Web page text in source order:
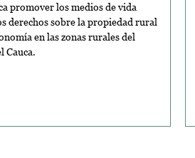
promover los medios de vida
derechos sobre la propiedad rural
en las zonas rurales del
Cauca.